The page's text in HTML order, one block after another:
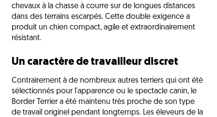
chevaux à la chasse à courre sur de longues distances
dans des terrains escarpés. Cette double exigence a
produit un chien compact, agile et extraordinairement
résistant.
Un caractère de travailleur discret
Contrairement à de nombreux autres terriers qui ont été
sélectionnés pour l'apparence ou le spectacle canin, le
Border Terrier a été maintenu très proche de son type
de travail originel pendant longtemps. Les éleveurs de la